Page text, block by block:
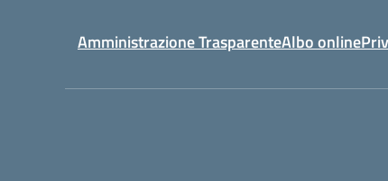
Amministrazione TrasparenteAlbo online